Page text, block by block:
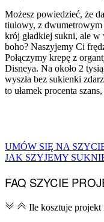
Możesz powiedzieć, że
tiulowy, z
krój gładkiej sukni, ale
boho? Naszyjemy Ci
Połączymy krepę z
Disneya. Na około 2
wyszła bez sukienki
to ułamek procenta
UMÓW SIĘ NA
JAK SZYJEMY
FAQ SZYCIE
Ile kosztuje